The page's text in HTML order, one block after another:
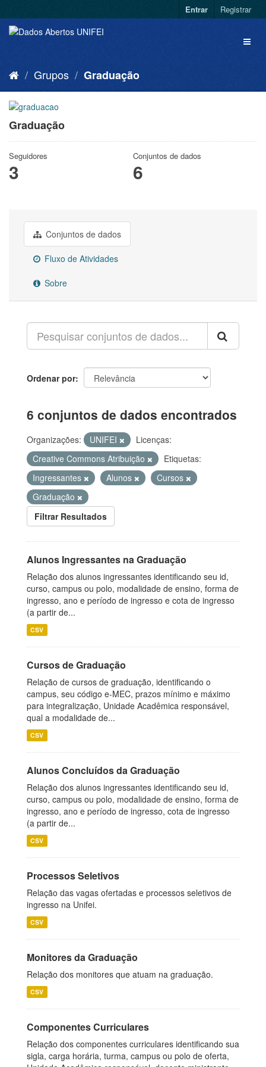
Entrar Registrar
Grupos Graduação
Graduação
Seguidores
3
Conjuntos de dados
6
Conjuntos de dados
Fluxo de Atividades
Sobre
Ordenar por
6 conjuntos de dados encontrados
Organizações: UNIFEI
Licenças:
Creative Commons Atribuição
Etiquetas:
Ingressantes
Alunos
Cursos
Graduação
Filtrar Resultados
Alunos Ingressantes na Graduação
Relação dos alunos ingressantes identificando seu id,
curso, campus ou polo, modalidade de ensino, forma de
ingresso, ano e período de ingresso e cota de ingresso
(a partir de...
CSV
Cursos de Graduação
Relação de cursos de graduação, identificando o
campus, seu código e-MEC, prazos mínimo e máximo
para integralização, Unidade Acadêmica responsável,
qual a modalidade de...
CSV
Alunos Concluídos da Graduação
Relação dos alunos ingressantes identificando seu id,
curso, campus ou polo, modalidade de ensino, forma de
ingresso, ano e período de ingresso, cota de ingresso
(a partir de...
CSV
Processos Seletivos
Relação das vagas ofertadas e processos seletivos de
ingresso na Unifei.
CSV
Monitores da Graduação
Relação dos monitores que atuam na graduação.
CSV
Componentes Curriculares
Relação dos componentes curriculares identificando sua
sigla, carga horária, turma, campus ou polo de oferta,